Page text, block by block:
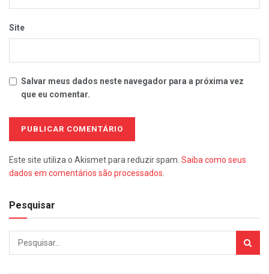
Site
Salvar meus dados neste navegador para a próxima vez
que eu comentar.
Este site utiliza o Akismet para reduzir spam. Saiba como seus
dados em comentários são processados
Pesquisar